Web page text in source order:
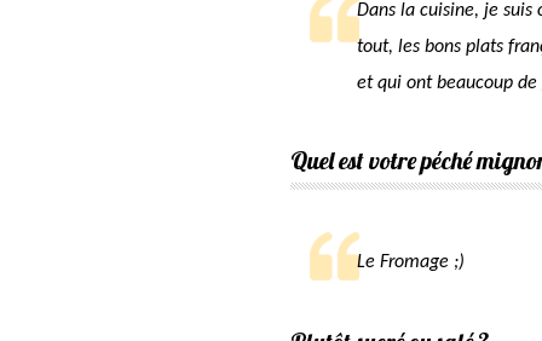
Dans la cuisine, je
tout, les bons plats
et qui ont beaucoup de
Quel est votre péché
Le Fromage ;)